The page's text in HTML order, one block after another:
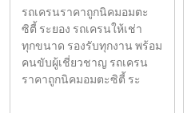
รถเครนราคาถูกนิคมอมตะ
ซิตี้ ระยอง รถเครนให้เช่า
ทุกขนาด รองรับทุกงาน พร้อม
คนขับผู้เชี่ยวชาญ รถเครน
ราคาถูกนิคมอมตะซิตี้ ระ